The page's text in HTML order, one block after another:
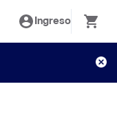
Ingreso